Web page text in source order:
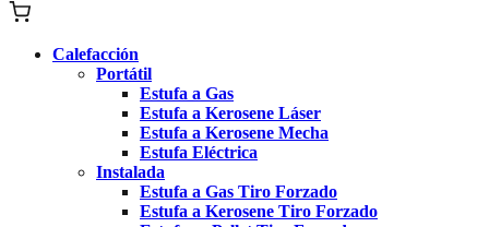
Calefacción
Portátil
Estufa a Gas
Estufa a Kerosene Láser
Estufa a Kerosene Mecha
Estufa Eléctrica
Instalada
Estufa a Gas Tiro Forzado
Estufa a Kerosene Tiro Forzado